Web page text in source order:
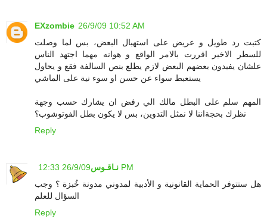
EXzombie 26/9/09 10:52 AM
كتبت رد طويل و عريض على استهبال البعض، بس لما وصلت
للسطر الاخير اقررت بالامر الواقع و هوانه مهما اجتهد الناس
علشان يفيدون بعضهم البعض لازم يطلع بنص السالفة فقع و يحاول
يستعبط سواء عن حسن او سوء نية على الماشي
المهم سلم على البطل مالك الي رفض ان يشارك حسب وجهة
نظرك بحجةاننا لا نمثل التدوين، بس لا يكون بطل الفوتوشوب؟
Reply
نـاقـوس 26/9/09 12:33 PM
هل ستتوفر الحماية القانونية و الأدبية لمدوني مدونة خُبزة ؟ وجب
السؤال للعلم
Reply